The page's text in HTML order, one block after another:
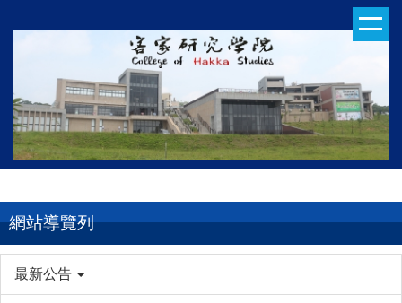
到
內
容
區
網站導覽列
最新公告